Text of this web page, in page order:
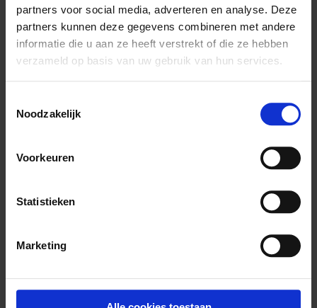
partners voor social media, adverteren en analyse. Deze
partners kunnen deze gegevens combineren met andere
informatie die u aan ze heeft verstrekt of die ze hebben
verzameld op basis van uw gebruik van hun services.
Noodzakelijk
Voorkeuren
Statistieken
Marketing
E-mailadres*
Grondvogel
Nectar etende vogels